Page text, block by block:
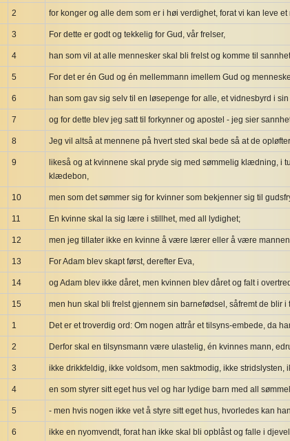
NT
Bible
Bible
Cornilescu Bible
Synodal 1876 Bible
Bible Win-1251
Escrituras 1569
Testament
1905
John and James
1871 NT
Bible
Testament
2 for konger og alle dem som er i høi verdighet, forat vi kan leve
3 For dette er godt og tekkelig for Gud, vår frelser,
4 han som vil at alle mennesker skal bli frelst og komme til
5 For det er én Gud og én mellemmann imellem Gud og
6 han som gav sig selv til en løsepenge for alle, et vidnesbyrd i sin
7 og for dette blev jeg satt til forkynner og apostel - jeg sier
8 Jeg vil altså at mennene på hvert sted skal bede så at de
9
likeså og at kvinnene skal pryde sig med sømmelig klædning, i
klædebon,
10 men som det sømmer sig for kvinner som bekjenner sig til
11 En kvinne skal la sig lære i stillhet, med all lydighet;
12 men jeg tillater ikke en kvinne å være lærer eller å være
13 For Adam blev skapt først, derefter Eva,
14 og Adam blev ikke dåret, men kvinnen blev dåret og falt i
15 men hun skal bli frelst gjennem sin barnefødsel, såfremt de
1 Det er et troverdig ord: Om nogen attrår et tilsyns-embede, da
2 Derfor skal en tilsynsmann være ulastelig, én kvinnes mann,
3 ikke drikkfeldig, ikke voldsom, men saktmodig, ikke stridslysten,
4 en som styrer sitt eget hus vel og har lydige barn med all
5 - men hvis nogen ikke vet å styre sitt eget hus, hvorledes kan
6 ikke en nyomvendt, forat han ikke skal bli opblåst og falle i